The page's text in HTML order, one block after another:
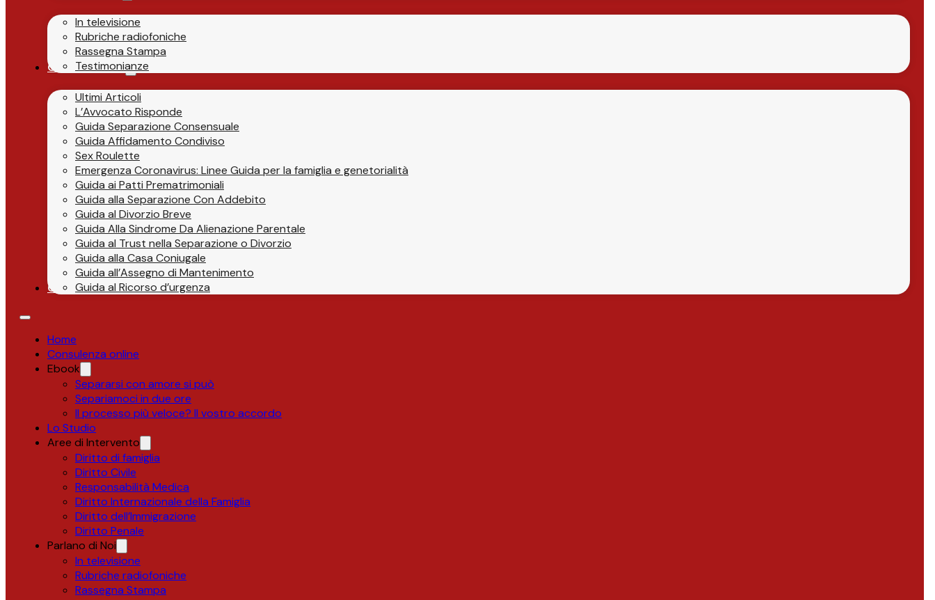
In televisione
Rubriche radiofoniche
Rassegna Stampa
Testimonianze
Guide & News
Ultimi Articoli
L’Avvocato Risponde
Guida Separazione Consensuale
Guida Affidamento Condiviso
Sex Roulette
Emergenza Coronavirus: Linee Guida per la famiglia e genetorialità
Guida ai Patti Prematrimoniali
Guida alla Separazione Con Addebito
Guida al Divorzio Breve
Guida Alla Sindrome Da Alienazione Parentale
Guida al Trust nella Separazione o Divorzio
Guida alla Casa Coniugale
Guida all’Assegno di Mantenimento
Guida al Ricorso d’urgenza
Contatti
Home
Consulenza online
Ebook
Separarsi con amore si può
Separiamoci in due ore
Il processo più veloce? Il vostro accordo
Lo Studio
Aree di Intervento
Diritto di famiglia
Diritto Civile
Responsabilità Medica
Diritto Internazionale della Famiglia
Diritto dell’Immigrazione
Diritto Penale
Parlano di Noi
In televisione
Rubriche radiofoniche
Rassegna Stampa